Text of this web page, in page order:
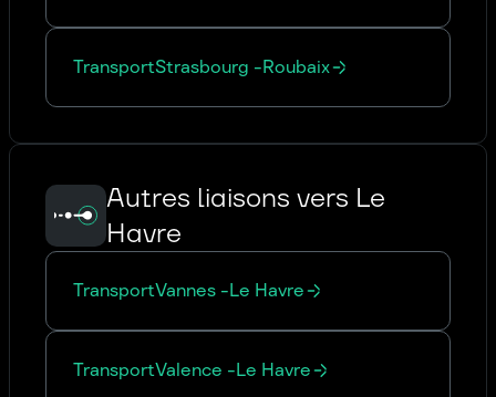
TransportStrasbourg -Roubaix
Autres liaisons vers Le
Havre
TransportVannes -Le Havre
TransportValence -Le Havre